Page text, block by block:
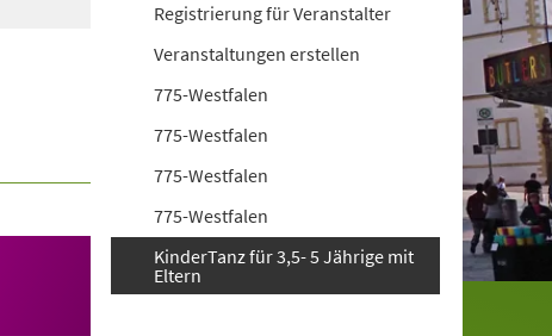
Registrierung für Veranstalter
Veranstaltungen erstellen
775-Westfalen
775-Westfalen
775-Westfalen
775-Westfalen
KinderTanz für 3,5- 5 Jährige mit
Eltern